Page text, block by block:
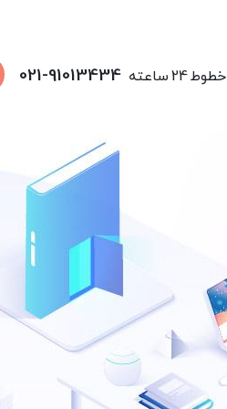
خطوط 24 ساعته 021-91013434